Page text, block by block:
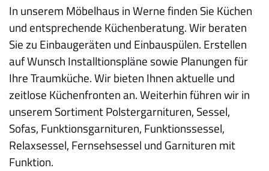
In unserem Möbelhaus in Werne finden Sie Küchen
und entsprechende Küchenberatung. Wir beraten
Sie zu Einbaugeräten und Einbauspülen. Erstellen
auf Wunsch Installtionspläne sowie Planungen für
Ihre Traumküche. Wir bieten Ihnen aktuelle und
zeitlose Küchenfronten an. Weiterhin führen wir in
unserem Sortiment Polstergarnituren, Sessel,
Sofas, Funktionsgarnituren, Funktionssessel,
Relaxsessel, Fernsehsessel und Garnituren mit
Funktion.